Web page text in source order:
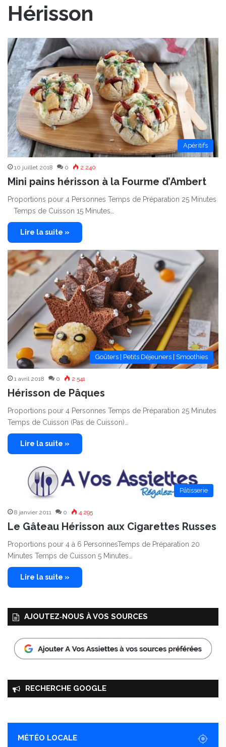
Hérisson
Apéritifs
10 juillet 2018 0 2 240
Mini pains hérisson à la Fourme d’Ambert
Proportions pour 4 Personnes Temps de Préparation 25 Minutes
Temps de Cuisson 15 Minutes…
Lire la suite »
Goûters | Petits Déjeuners | Smoothies
1 avril 2018 0 2 541
Hérisson de Pâques
Proportions pour 4 Personnes Temps de Préparation 25 Minutes
Temps de Cuisson (Pas de Cuisson)…
Lire la suite »
Pâtisserie
8 janvier 2011 0 4 295
Le Gâteau Hérisson aux Cigarettes Russes
Proportions pour 4 à 6 PersonnesTemps de Préparation 20
Minutes Temps de Cuisson 5 Minutes…
Lire la suite »
AJOUTEZ‑NOUS À VOS SOURCES
RECHERCHE GOOGLE
MÉTÉO LOCALE